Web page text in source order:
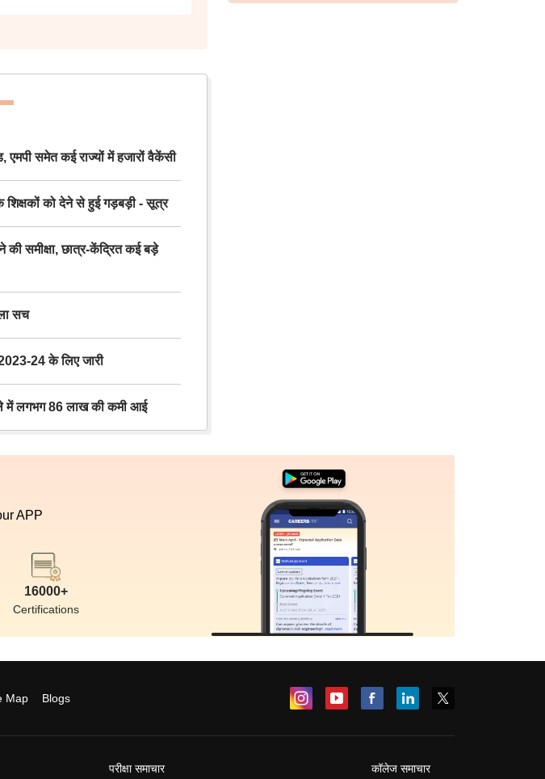
समेत कई राज्यों में हजारों वैकेंसी
को देने से हुई गड़बड़ी - सूत्र
समीक्षा, छात्र-केंद्रित कई बड़े
सच
24 के लिए जारी
में लगभग 86 लाख की कमी आई
APP
16000+
Certifications
Map Blogs
परीक्षा समाचार कॉलेज समाचार